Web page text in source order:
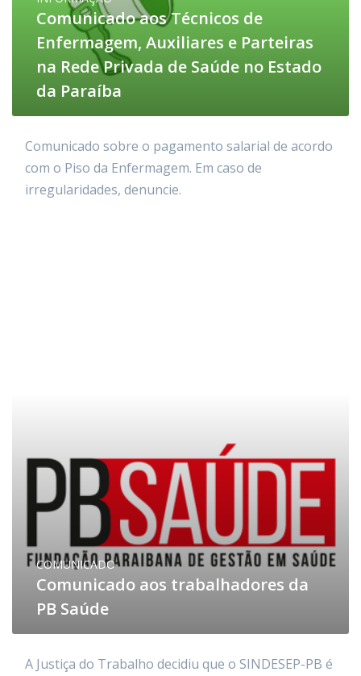
Comunicado aos Técnicos de
Enfermagem, Auxiliares e Parteiras
na Rede Privada de Saúde no Estado
da Paraíba
Comunicado sobre o pagamento salarial de acordo
com o Piso da Enfermagem. Em caso de
irregularidades, denuncie.
COMUNICADO
Comunicado aos trabalhadores da
PB Saúde
A Justiça do Trabalho decidiu que o SINDESEP-PB é